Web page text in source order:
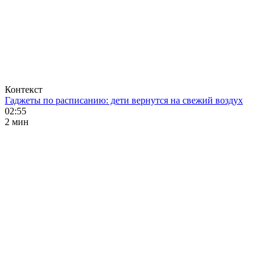
Контекст
Гаджеты по расписанию: дети вернутся на свежий воздух
02:55
2 мин